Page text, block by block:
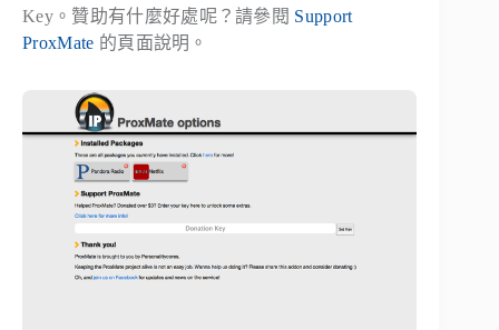
Key。贊助有什麼好處呢？請參閱 Support
ProxMate 的頁面說明。